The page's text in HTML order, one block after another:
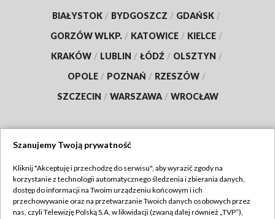
BIAŁYSTOK / BYDGOSZCZ / GDAŃSK /
GORZÓW WLKP. / KATOWICE / KIELCE /
KRAKÓW / LUBLIN / ŁÓDŹ / OLSZTYN /
OPOLE / POZNAŃ / RZESZÓW /
SZCZECIN / WARSZAWA / WROCŁAW
TVP
Abonament TVP
Regulamin TVP
Szanujemy Twoją prywatność
Kliknij "Akceptuję i przechodzę do serwisu", aby wyrazić zgody na
korzystanie z technologii automatycznego śledzenia i zbierania danych,
dostęp do informacji na Twoim urządzeniu końcowym i ich
przechowywanie oraz na przetwarzanie Twoich danych osobowych przez
nas, czyli Telewizję Polską S.A. w likwidacji (zwaną dalej również „TVP”),